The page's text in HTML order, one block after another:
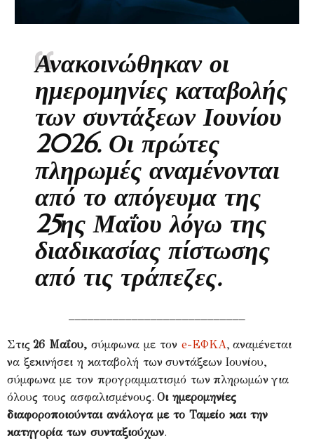
Ανακοινώθηκαν οι
ημερομηνίες καταβολής
των συντάξεων Ιουνίου
2026. Οι πρώτες
πληρωμές αναμένονται
από το απόγευμα της
25ης Μαΐου λόγω της
διαδικασίας πίστωσης
από τις τράπεζες.
Στις 26 Μαΐου, σύμφωνα με τον e-ΕΦΚΑ, αναμένεται
να ξεκινήσει η καταβολή των συντάξεων Ιουνίου,
σύμφωνα με τον προγραμματισμό των πληρωμών για
όλους τους ασφαλισμένους. Οι ημερομηνίες
διαφοροποιούνται ανάλογα με το Ταμείο και την
κατηγορία των συνταξιούχων.